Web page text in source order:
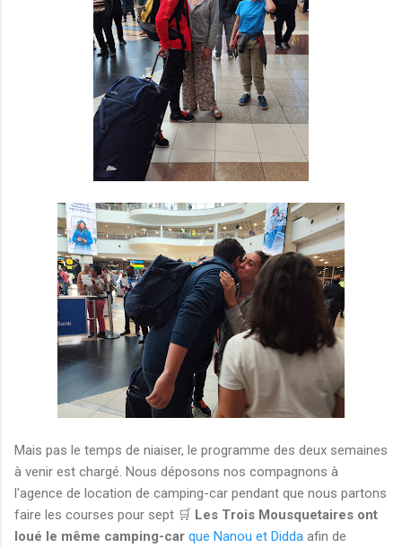
Mais pas le temps de niaiser, le programme des deux semaines
à venir est chargé. Nous déposons nos compagnons à
l'agence de location de camping-car pendant que nous partons
faire les courses pour sept 🛒 Les Trois Mousquetaires ont
loué le même camping-car que Nanou et Didda afin de